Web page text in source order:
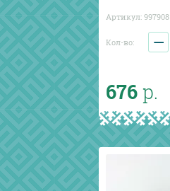
Артикул: 997908
Кол-во: −
676 р.